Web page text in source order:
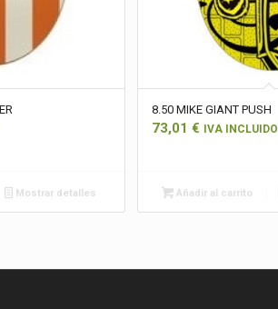
Mostrar detalles
8.50 MIKE GIANT PUSH
73,01 € IVA INCLUIDO
Añadir al carrito